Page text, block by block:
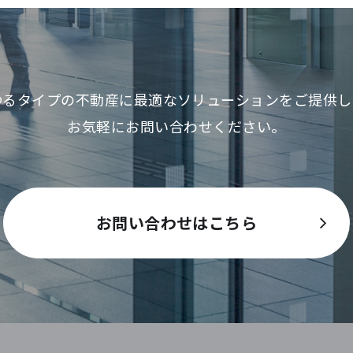
タイプの不動産に最適なソリューションをご提供
お気軽にお問い合わせください。
お問い合わせはこちら